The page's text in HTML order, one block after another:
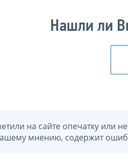
Нашли ли
на сайте опечатку или
мнению, содержит